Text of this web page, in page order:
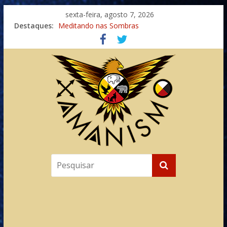
sexta-feira, agosto 7, 2026
Destaques: Meditando nas Sombras
Autosuficiência: A Jornada do Espírito Ancestral
Xamanismo Universal
Totens – Caminho Espiritual – Crescimento
Imaginação na Cura